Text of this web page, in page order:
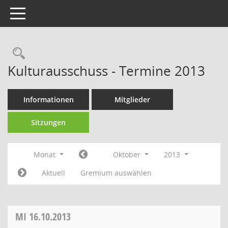
Toggle navigation
Rechercheauswahl
Kulturausschuss - Termine 2013
Informationen Mitglieder
Sitzungen
Monat Oktober
2013
Aktuell
Gremium auswählen
MI 16.10.2013